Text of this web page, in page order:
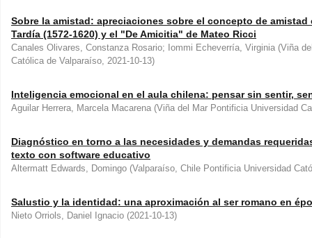
Sobre la amistad: apreciaciones sobre el concepto de
Tardía (1572-1620) y el "De Amicitia" de Mateo Ricci
Canales Olivares, Constanza Rosario; Iommi Echeverría, Virginia (Viña
Católica de Valparaíso, 2021-10-13)
Inteligencia emocional en el aula chilena: pensar sin sentir,
Aguilar Herrera, Marcela Macarena (Viña del Mar Pontificia Universidad
Diagnóstico en torno a las necesidades y demandas
texto con software educativo
Altermatt Edwards, Domingo (Valparaíso, Chile Pontificia Universidad
Salustio y la identidad: una aproximación al ser romano en
Nieto Orriols, Daniel Ignacio (2021-10-13)